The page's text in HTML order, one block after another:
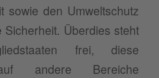
sowie den Umweltschutz
Überdies steht
frei, diese
andere Bereiche